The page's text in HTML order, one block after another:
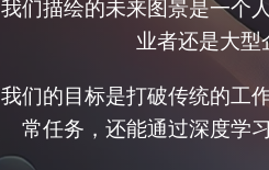
我们描绘的未来图景是一个
业者还是大型
我们的目标是打破传统的工
常任务，还能通过深度学